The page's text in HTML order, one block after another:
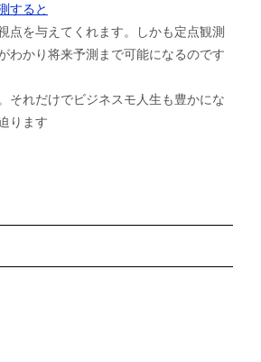
すると
点を与えてくれます。しかも定点観測
わかり将来予測まで可能になるのです
それだけでビジネスモ人生も豊かにな
ります